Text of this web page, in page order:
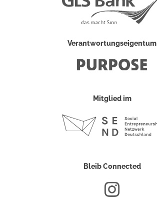
Verantwortungseigentum
Mitglied im
Bleib Connected